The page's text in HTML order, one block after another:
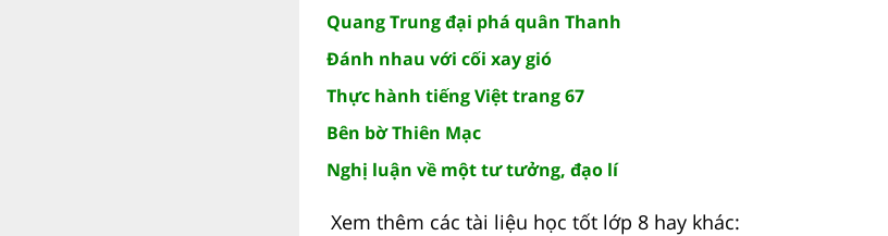
Quang Trung đại phá quân Thanh
Đánh nhau với cối xay gió
Thực hành tiếng Việt trang 67
Bên bờ Thiên Mạc
Nghị luận về một tư tưởng, đạo lí
Xem thêm các tài liệu học tốt lớp 8 hay khác: